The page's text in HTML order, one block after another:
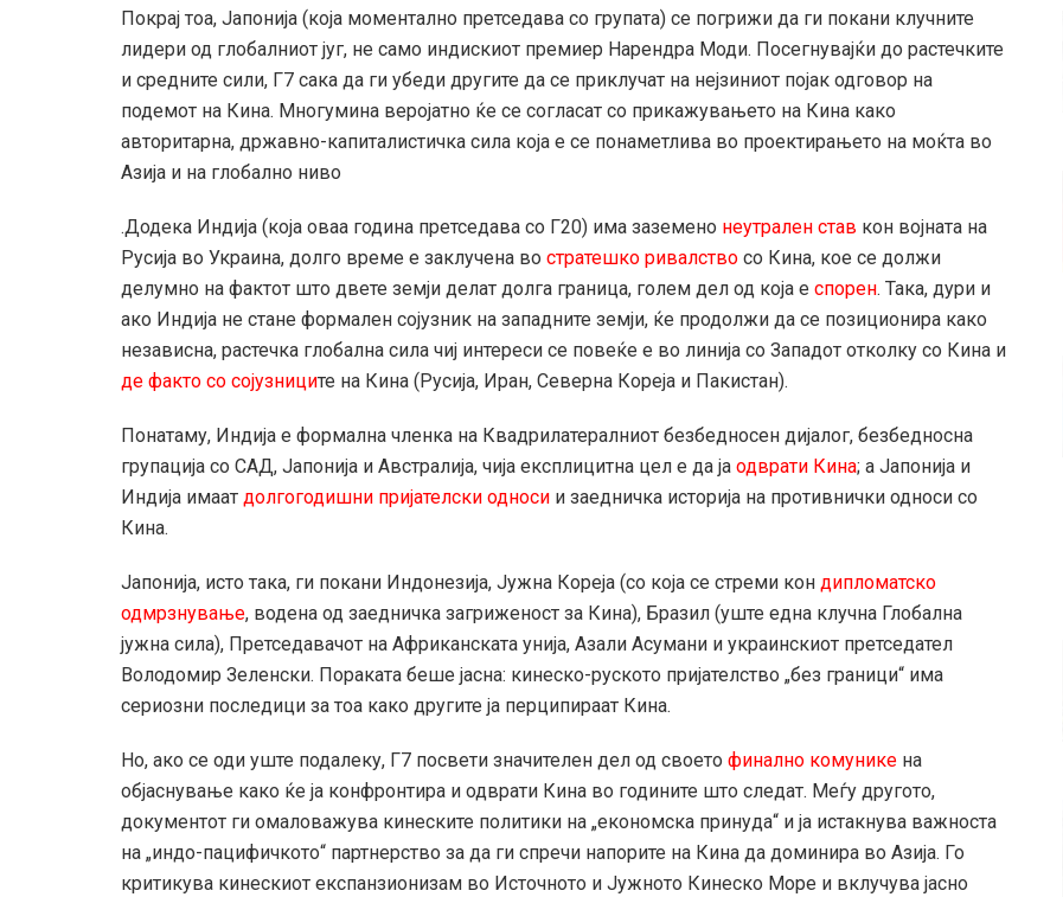
Покрај тоа, Јапонија (која моментално претседава со групата) се погрижи да ги покани клучните
лидери од глобалниот југ, не само индискиот премиер Нарендра Моди. Посегнувајќи до растечките
и средните сили, Г7 сака да ги убеди другите да се приклучат на нејзиниот појак одговор на
подемот на Кина. Многумина веројатно ќе се согласат со прикажувањето на Кина како
авторитарна, државно-капиталистичка сила која е се понаметлива во проектирањето на моќта во
Азија и на глобално ниво
.Додека Индија (која оваа година претседава со Г20) има заземено неутрален став кон војната на
Русија во Украина, долго време е заклучена во стратешко ривалство со Кина, кое се должи
делумно на фактот што двете земји делат долга граница, голем дел од која е спорен. Така, дури и
ако Индија не стане формален сојузник на западните земји, ќе продолжи да се позиционира како
независна, растечка глобална сила чиј интереси се повеќе е во линија со Западот отколку со Кина и
де факто со сојузниците на Кина (Русија, Иран, Северна Кореја и Пакистан).
Понатаму, Индија е формална членка на Квадрилатералниот безбедносен дијалог, безбедносна
групација со САД, Јапонија и Австралија, чија експлицитна цел е да ја одврати Кина; а Јапонија и
Индија имаат долгогодишни пријателски односи и заедничка историја на противнички односи со
Кина.
Јапонија, исто така, ги покани Индонезија, Јужна Кореја (со која се стреми кон дипломатско
одмрзнување, водена од заедничка загриженост за Кина), Бразил (уште една клучна Глобална
јужна сила), Претседавачот на Африканската унија, Азали Асумани и украинскиот претседател
Володомир Зеленски. Пораката беше јасна: кинеско-руското пријателство „без граници“ има
сериозни последици за тоа како другите ја перципираат Кина.
Но, ако се оди уште подалеку, Г7 посвети значителен дел од своето финално комунике на
објаснување како ќе ја конфронтира и одврати Кина во годините што следат. Меѓу другото,
документот ги омаловажува кинеските политики на „економска принуда“ и ја истакнува важноста
на „индо-пацифичкото“ партнерство за да ги спречи напорите на Кина да доминира во Азија. Го
критикува кинескиот експанзионизам во Источното и Јужното Кинеско Море и вклучува јасно